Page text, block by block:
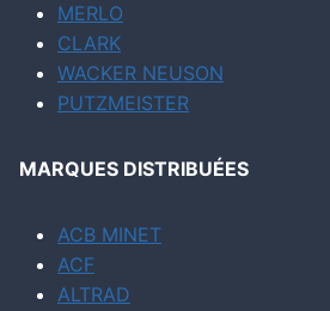
MERLO
CLARK
WACKER NEUSON
PUTZMEISTER
MARQUES DISTRIBUÉES
ACB MINET
ACF
ALTRAD